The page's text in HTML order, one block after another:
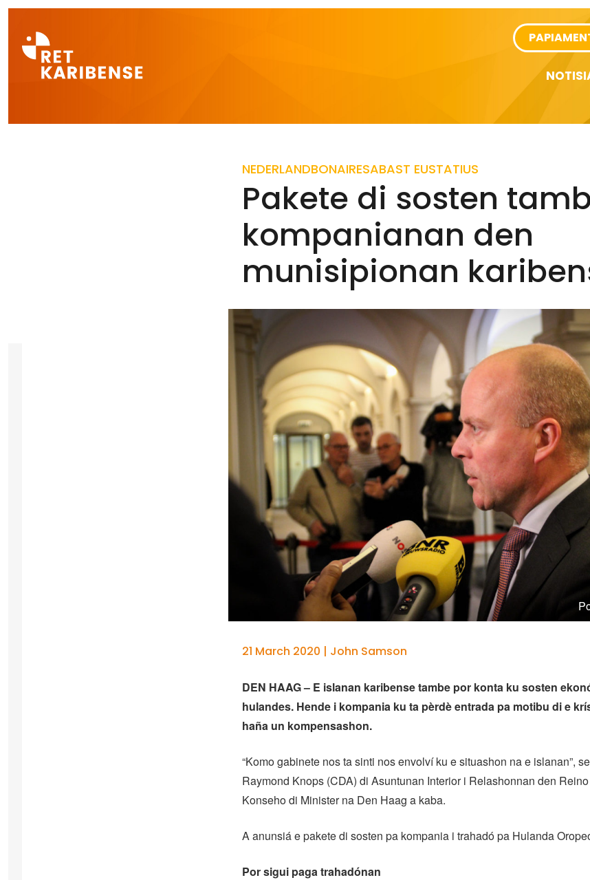
NEDERLANDBONAIRESABAST EUSTATIUS
Pakete di sosten
kompanianan den
munisipionan
21 March 2020 | John Samson
DEN HAAG – E islanan karibense tambe por konta ku sosten
hulandes. Hende i kompania ku ta pèrdè entrada pa motibu di e
haña un kompensashon.
“Komo gabinete nos ta sinti nos envolví ku e situashon na e islanan”,
Raymond Knops (CDA) di Asuntunan Interior i Relashonnan den
Konseho di Minister na Den Haag a kaba.
A anunsiá e pakete di sosten pa kompania i trahadó pa Hulanda
Por sigui paga trahadónan